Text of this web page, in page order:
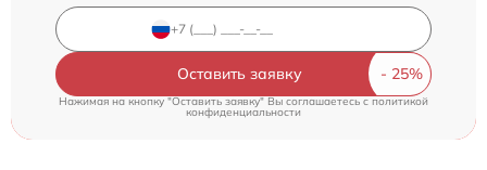
Оставить заявку
Нажимая на кнопку "Оставить заявку" Вы соглашаетесь cполитикой
конфиденциальности